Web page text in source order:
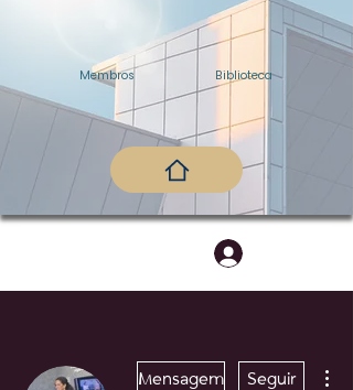
Membros Biblioteca
Mensagem Seguir